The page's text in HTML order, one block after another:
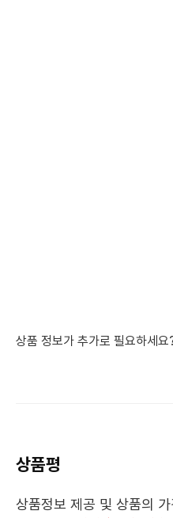
상품 정보가 추가로 필요하세요
상품평
상품정보 제공 및 상품의